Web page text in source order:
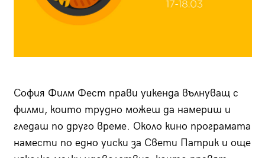
София Филм Фест прави уикенда вълнуващ с
филми, които трудно можеш да намериш и
гледаш по друго време. Около кино програмата
намести по едно уиски за Свети Патрик и още